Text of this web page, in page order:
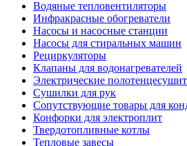
Водяные тепловентиляторы
Инфракрасные обогреватели
Насосы и насосные станции
Насосы для стиральных машин
Рециркуляторы
Клапаны для водонагревателей
Электрические
Сушилки для рук
Сопутствующие товары для
Конфорки для электроплит
Твердотопливные котлы
Тепловые завесы